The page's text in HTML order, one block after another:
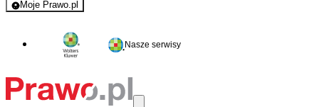
Moje Prawo.pl
- rejestracja i logowanie do serwisu
Nasze serwisy